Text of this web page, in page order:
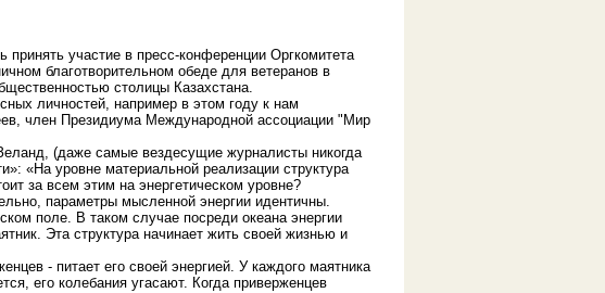
участие в пресс-конференции Оргкомитета
благотворительном обеде для ветеранов в
столицы Казахстана.
личностей, например в этом году к нам
член Президиума Международной ассоциации "Мир
(даже самые вездесущие журналисты никогда
«На уровне материальной реализации структура
за всем этим на энергетическом уровне?
параметры мысленной энергии идентичны.
поле. В таком случае посреди океана энергии
Эта структура начинает жить своей жизнью и
- питает его своей энергией. У каждого маятника
его колебания угасают. Когда приверженцев